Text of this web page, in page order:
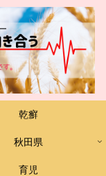
乾癬
秋田県
育児